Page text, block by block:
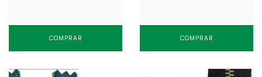
COMPRAR COMPRAR